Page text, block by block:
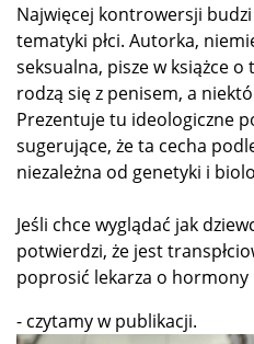
Najwięcej kontrowersji
tematyki płci. Autorka,
seksualna, pisze w książce
rodzą się z penisem, a
Prezentuje tu ideologiczne
sugerujące, że ta cecha
niezależna od genetyki i
Jeśli chce wyglądać jak
potwierdzi, że jest
poprosić lekarza o hormony
- czytamy w publikacji.